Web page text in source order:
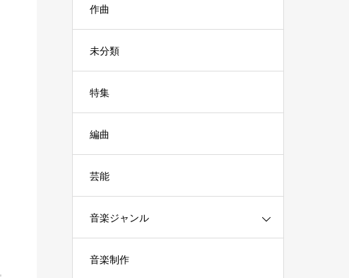
作曲
未分類
特集
編曲
芸能
音楽ジャンル
音楽制作